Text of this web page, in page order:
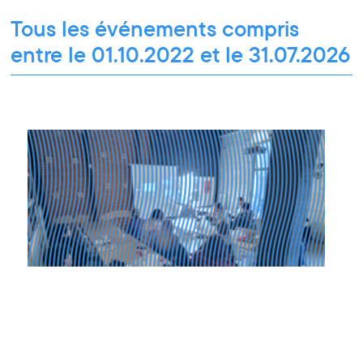
Tous les événements compris
entre le 01.10.2022 et le 31.07.2026